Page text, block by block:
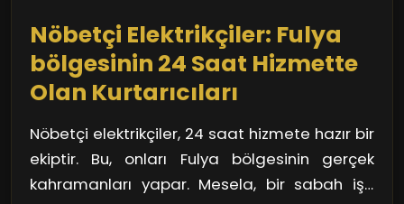
Nöbetçi Elektrikçiler: Fulya
bölgesinin 24 Saat Hizmette
Olan Kurtarıcıları
Nöbetçi elektrikçiler, 24 saat hizmete hazır bir
ekiptir. Bu, onları Fulya bölgesinin gerçek
kahramanları yapar. Mesela, bir sabah işe